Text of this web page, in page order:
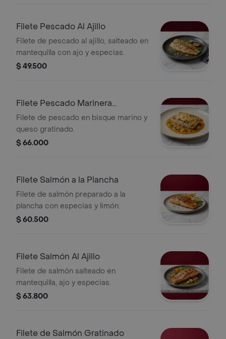
Filete Pescado Al Ajillo
Filete de pescado al ajillo, salteado en
mantequilla con ajo y especias.
$ 49.500
Filete Pescado Marinera
Gratinado
Filete de pescado en bisque marino y
queso gratinado.
$ 66.000
Filete Salmón a la Plancha
Filete de salmón preparado a la
plancha con especias y limón.
$ 60.500
Filete Salmón Al Ajillo
Filete de salmón salteado en
mantequilla, ajo y especias.
$ 63.800
Filete de Salmón Gratinado